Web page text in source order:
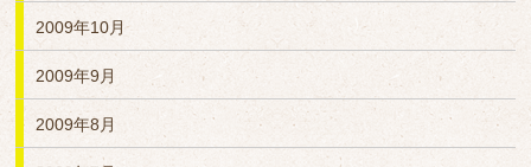
2009年10月
2009年9月
2009年8月